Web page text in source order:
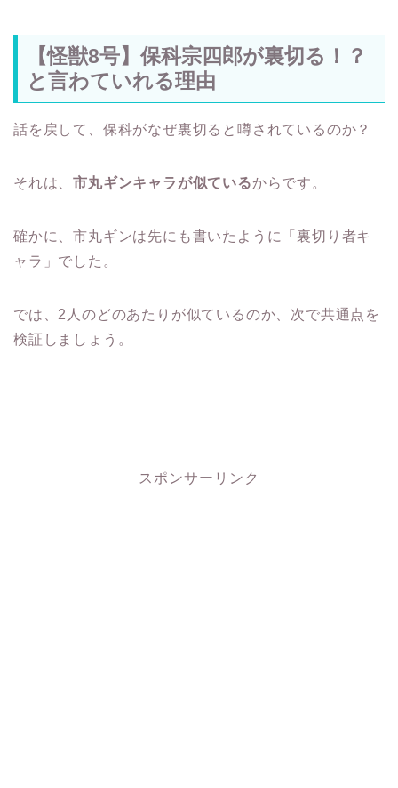
【怪獣8号】保科宗四郎が裏切る！？
と言わていれる理由
話を戻して、保科がなぜ裏切ると噂されているのか？
それは、市丸ギンキャラが似ているからです。
確かに、市丸ギンは先にも書いたように「裏切り者キ
ャラ」でした。
では、2人のどのあたりが似ているのか、次で共通点を
検証しましょう。
スポンサーリンク